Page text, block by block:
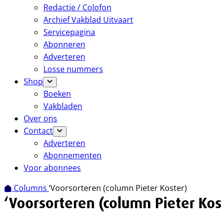
Redactie / Colofon
Archief Vakblad Uitvaart
Servicepagina
Abonneren
Adverteren
Losse nummers
Shop
Boeken
Vakbladen
Over ons
Contact
Adverteren
Abonnementen
Voor abonnees
Columns ‘Voorsorteren (column Pieter Koster)
‘Voorsorteren (column Pieter